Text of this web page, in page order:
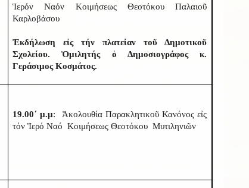
Ἱερόν Ναόν Κοιμήσεως Θεοτόκου Παλαιοῦ
Καρλοβάσου
Ἐκδήλωση εἰς τήν πλατείαν τοῦ Δημοτικοῦ
Σχολείου. Ὁμιλητής ὁ Δημοσιογράφος κ.
Γεράσιμος Κοσμάτος.
19.00΄ μ.μ: Ἀκολουθία Παρακλητικοῦ Κανόνος εἰς
τόν Ἱερό Ναό Κοιμήσεως Θεοτόκου Μυτιληνιῶν